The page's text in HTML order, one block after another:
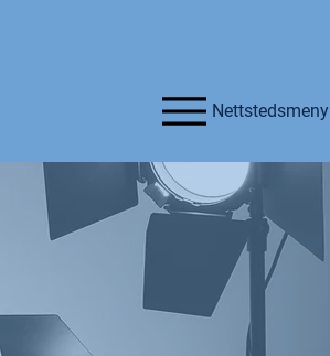
Nettstedsmeny